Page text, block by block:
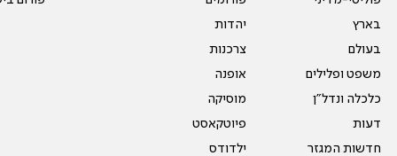
בארץ
בעולם
משפט ופלילים
כלכלה ונדל"ן
דעות
חדשות המגזר
יהדות
צרכנות
אופנה
מוסיקה
פיוטקאסט
ילדודס